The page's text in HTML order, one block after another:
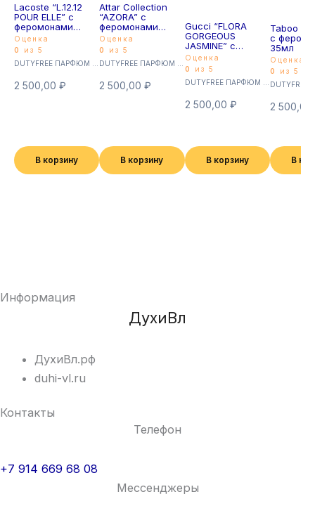
Lacoste “L.12.12
POUR ELLE” с
феромонами
35мл
Оценка
0
из 5
2 500,00 ₽
В корзину
Attar Collection
“AZORA” с
феромонами
35мл
Оценка
0
из 5
2 500,00₽
В корзину
Gucci “FLORA
GORGEOUS
JASMINE” с
феромонами
35мл
Оценка
0
из 5
2 500,00 ₽
В корзину
Taboo
с
35мл
Оценка
0
из 5
2 500,00
В
Информация
ДухиВл
ДухиВл.рф
duhi-vl.ru
Контакты
Телефон
+7 914 669 68 08
Мессенджеры